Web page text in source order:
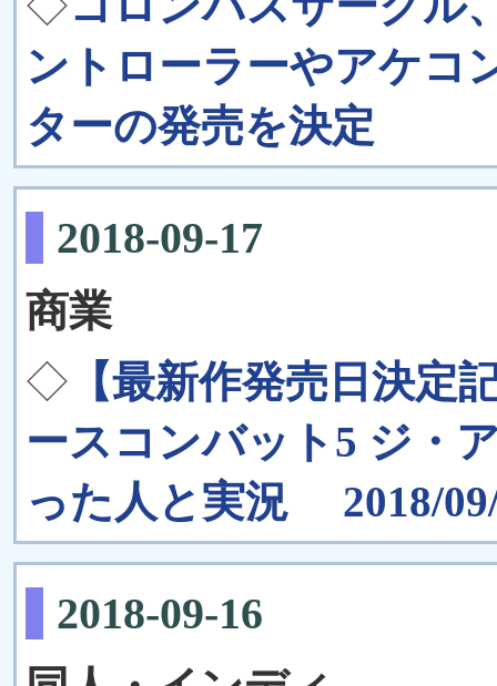
ントローラーやアケコ
ターの発売を決定
2018-09-17
商業
◇ 【最新作発売日決定
ースコンバット5 ジ・
った人と実況 2018/
2018-09-16